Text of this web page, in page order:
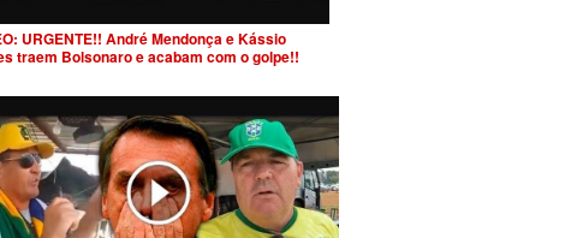
URGENTE!! André Mendonça e Kássio
traem Bolsonaro e acabam com o golpe!!